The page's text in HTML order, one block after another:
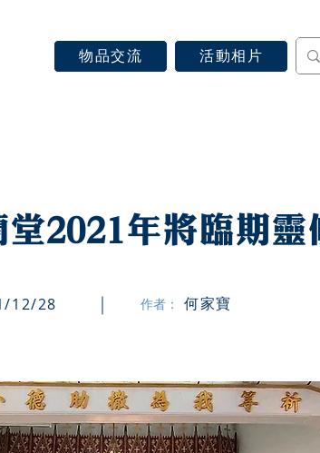
物品交流 活動相片
2021年將臨期靈
12/28 作者： 何家寶